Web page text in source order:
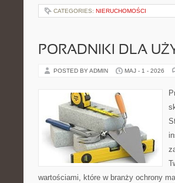
CATEGORIES: NIERUCHOMOŚCI
PORADNIKI DLA
POSTED BY ADMIN MAJ - 1 - 2026
wartościami, które w branży ochrony